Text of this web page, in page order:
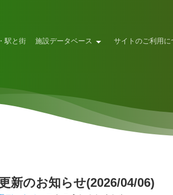
駅と街 施設データベース サイトのご利用に
新のお知らせ(2026/04/06)